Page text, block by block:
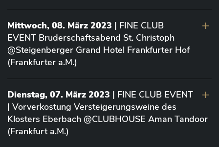
Mittwoch, 08. März 2023 | FINE CLUB
EVENT Bruderschaftsabend St. Christoph
@Steigenberger Grand Hotel Frankfurter Hof
(Frankfurter a.M.)
Dienstag, 07. März 2023 | FINE CLUB EVENT
| Vorverkostung Versteigerungsweine des
Klosters Eberbach @CLUBHOUSE Aman Tandoor
(Frankfurt a.M.)